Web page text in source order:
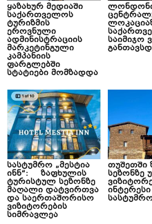
ყაზახურ მედიაში
საქართველოს
ტურიზმის
ეროვნული
ადმინისტრაციის
მარკეტინგული
კამპანიის
ფარგლებში
სტატიები მომზადდა
საიმიჯო
სასტუმრო „მესტია
ინნ“: ზაფხულის
ტურისტულ სეზონზე
მაღალი დატვირთვა
და საერთაშორისო
ვიზიტორების
სიმრავლეა
თუშეთში
სეზონზე